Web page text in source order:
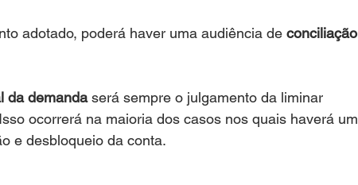
adotado, poderá haver uma audiência de conciliação
da demanda será sempre o julgamento da liminar
ocorrerá na maioria dos casos nos quais haverá um
e desbloqueio da conta.